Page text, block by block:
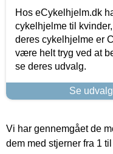
Hos eCykelhjelm.dk
cykelhjelme til
deres cykelhjelme er
være helt tryg ved at
se deres udvalg.
Se
Vi har gennemgået de
dem med stjerner fra 1